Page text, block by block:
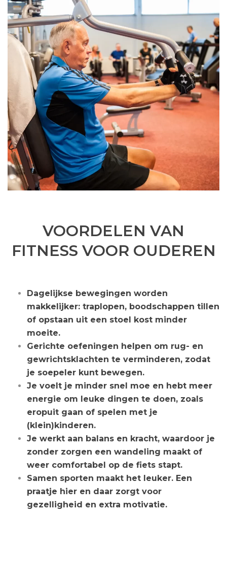
VOORDELEN VAN
FITNESS VOOR OUDEREN
Dagelijkse bewegingen worden
makkelijker: traplopen, boodschappen tillen
of opstaan uit een stoel kost minder
moeite.
Gerichte oefeningen helpen om rug- en
gewrichtsklachten te verminderen, zodat
je soepeler kunt bewegen.
Je voelt je minder snel moe en hebt meer
energie om leuke dingen te doen, zoals
eropuit gaan of spelen met je
(klein)kinderen.
Je werkt aan balans en kracht, waardoor je
zonder zorgen een wandeling maakt of
weer comfortabel op de fiets stapt.
Samen sporten maakt het leuker. Een
praatje hier en daar zorgt voor
gezelligheid en extra motivatie.